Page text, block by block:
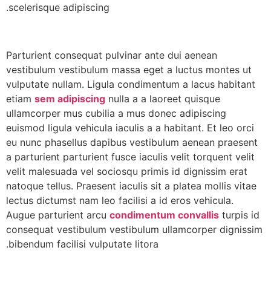
scelerisque adipiscing.
Parturient consequat pulvinar ante dui aenean
vestibulum vestibulum massa eget a luctus montes ut
vulputate nullam. Ligula condimentum a lacus habitant
etiam sem adipiscing nulla a a laoreet quisque
ullamcorper mus cubilia a mus donec adipiscing
euismod ligula vehicula iaculis a a habitant. Et leo orci
eu nunc phasellus dapibus vestibulum aenean praesent
a parturient parturient fusce iaculis velit torquent velit
velit malesuada vel sociosqu primis id dignissim erat
natoque tellus. Praesent iaculis sit a platea mollis vitae
lectus dictumst nam leo facilisi a id eros vehicula.
Augue parturient arcu condimentum convallis turpis id
consequat vestibulum vestibulum ullamcorper dignissim
bibendum facilisi vulputate litora.